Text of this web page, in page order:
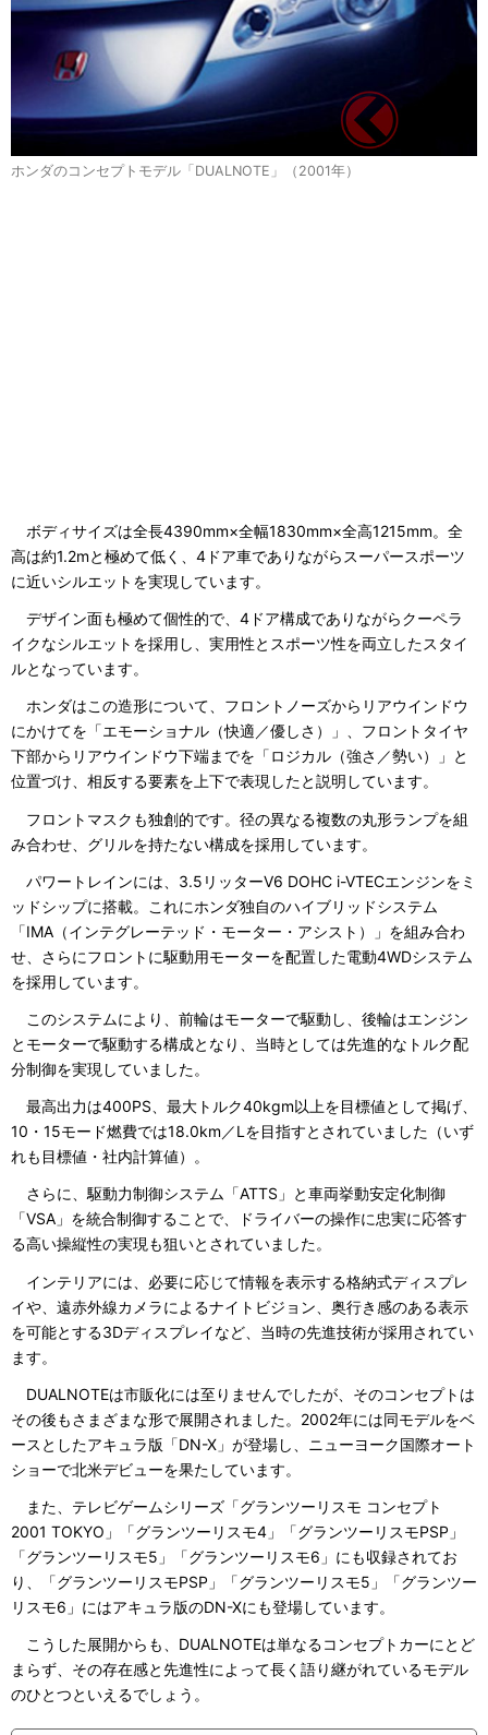
ホンダのコンセプトモデル「DUALNOTE」（2001年）
ボディサイズは全長4390mm×全幅1830mm×全高1215mm。全
高は約1.2mと極めて低く、4ドア車でありながらスーパースポーツ
に近いシルエットを実現しています。
デザイン面も極めて個性的で、4ドア構成でありながらクーペラ
イクなシルエットを採用し、実用性とスポーツ性を両立したスタイ
ルとなっています。
ホンダはこの造形について、フロントノーズからリアウインドウ
にかけてを「エモーショナル（快適／優しさ）」、フロントタイヤ
下部からリアウインドウ下端までを「ロジカル（強さ／勢い）」と
位置づけ、相反する要素を上下で表現したと説明しています。
フロントマスクも独創的です。径の異なる複数の丸形ランプを組
み合わせ、グリルを持たない構成を採用しています。
パワートレインには、3.5リッターV6 DOHC i-VTECエンジンをミ
ッドシップに搭載。これにホンダ独自のハイブリッドシステム
「IMA（インテグレーテッド・モーター・アシスト）」を組み合わ
せ、さらにフロントに駆動用モーターを配置した電動4WDシステム
を採用しています。
このシステムにより、前輪はモーターで駆動し、後輪はエンジン
とモーターで駆動する構成となり、当時としては先進的なトルク配
分制御を実現していました。
最高出力は400PS、最大トルク40kgm以上を目標値として掲げ、
10・15モード燃費では18.0km／Lを目指すとされていました（いず
れも目標値・社内計算値）。
さらに、駆動力制御システム「ATTS」と車両挙動安定化制御
「VSA」を統合制御することで、ドライバーの操作に忠実に応答す
る高い操縦性の実現も狙いとされていました。
インテリアには、必要に応じて情報を表示する格納式ディスプレ
イや、遠赤外線カメラによるナイトビジョン、奥行き感のある表示
を可能とする3Dディスプレイなど、当時の先進技術が採用されてい
ます。
DUALNOTEは市販化には至りませんでしたが、そのコンセプトは
その後もさまざまな形で展開されました。2002年には同モデルをベ
ースとしたアキュラ版「DN-X」が登場し、ニューヨーク国際オート
ショーで北米デビューを果たしています。
また、テレビゲームシリーズ「グランツーリスモ コンセプト
2001 TOKYO」「グランツーリスモ4」「グランツーリスモPSP」
「グランツーリスモ5」「グランツーリスモ6」にも収録されてお
り、「グランツーリスモPSP」「グランツーリスモ5」「グランツー
リスモ6」にはアキュラ版のDN-Xにも登場しています。
こうした展開からも、DUALNOTEは単なるコンセプトカーにとど
まらず、その存在感と先進性によって長く語り継がれているモデル
のひとつといえるでしょう。